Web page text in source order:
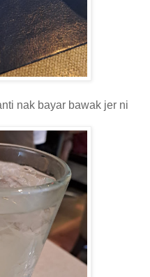
nak bayar bawak jer ni